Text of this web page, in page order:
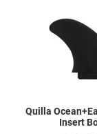
Quilla
Insert